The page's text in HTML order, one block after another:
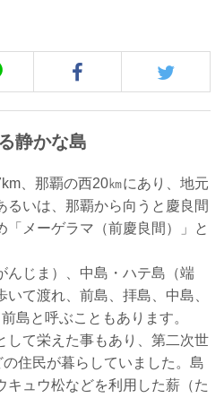
静かな島
、那覇の西20㎞にあり、地元
るいは、那覇から向うと慶良間
「メーゲラマ（前慶良間）」と
んじま）、中島・ハテ島（端
て渡れ、前島、拝島、中島、
島と呼ぶこともあります。
して栄えた事もあり、第二次世
住民が暮らしていました。島
キュウ松などを利用した薪（た